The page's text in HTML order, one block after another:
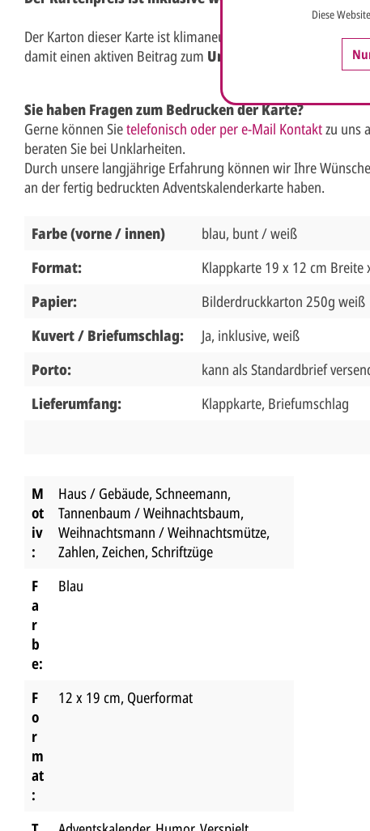
Der Karton dieser Karte ist klimaneutral nach dem Modell
damit einen aktiven Beitrag zum Umweltschutz
Sie haben Fragen zum Bedrucken der Karte?
Gerne können Sietelefonisch oder per e-Mail Kontaktzu uns
beraten Sie bei Unklarheiten.
Durch unsere langjährige Erfahrung können wir Ihre
an der fertig bedruckten Adventskalenderkarte haben.
Farbe (vorne / innen)
blau, bunt / weiß
Format:
Klappkarte 19 x 12 cm
Papier:
Bilderdruckkarton 250g weiß
Kuvert / Briefumschlag:
Ja, inklusive, weiß
Porto:
kann als Standardbrief
Lieferumfang:
Klappkarte, Briefumschlag
M
ot
iv
:
Haus / Gebäude, Schneemann,
Tannenbaum / Weihnachtsbaum,
Weihnachtsmann / Weihnachtsmütze,
Zahlen, Zeichen, Schriftzüge
F
a
r
b
e:
Blau
F
o
r
m
at
:
12 x 19 cm, Querformat
Diese